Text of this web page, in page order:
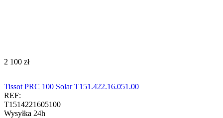
‍2 100‍ zł
Tissot PRC 100 Solar T151.422.16.051.00
REF:
T1514221605100
Wysyłka 24h